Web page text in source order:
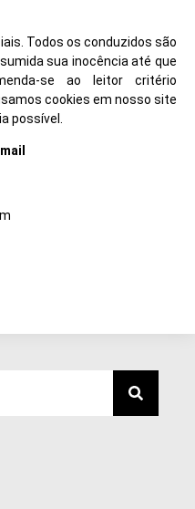
Todos os conduzidos são
sua inocência até que
se ao leitor critério
cookies em nosso site
possível.